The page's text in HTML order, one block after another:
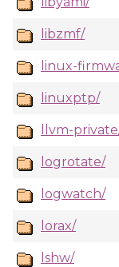
libzmf/
linux-
linuxptp/
llvm-
logrotate/
logwatch/
lorax/
lshw/